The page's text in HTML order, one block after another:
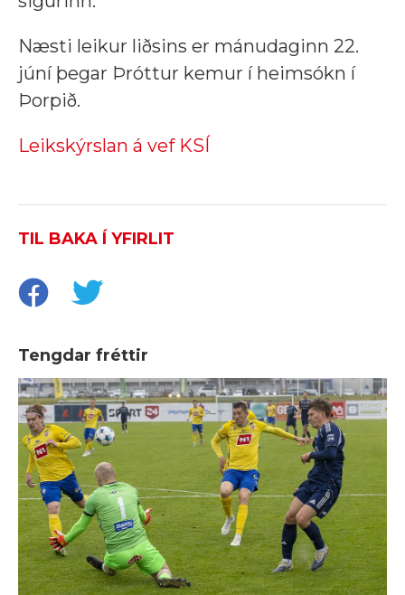
Næsti leikur liðsins er mánudaginn 22.
júní þegar Þróttur kemur í heimsókn í
Þorpið.
Leikskýrslan á vef KSÍ
TIL BAKA Í YFIRLIT
Tengdar fréttir